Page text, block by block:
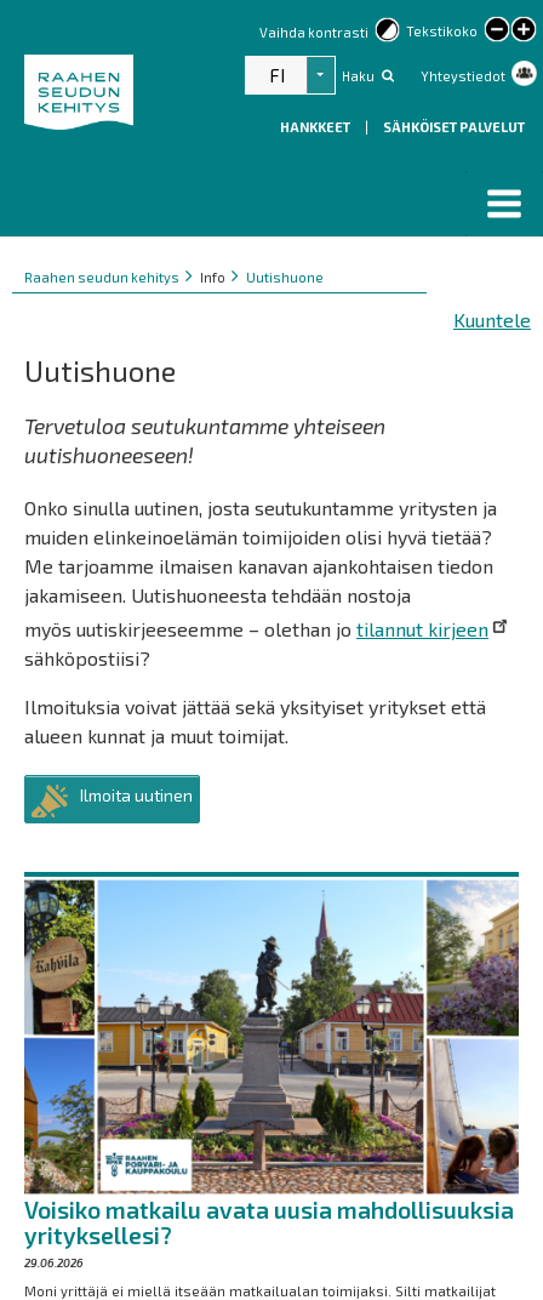
Tekstikoko
text
Vaihda kontrasti
Haku Yhteystiedot
FI Listaa lisätoiminnot
HANKKEET | SÄHKÖISET PALVELUT
Murupolku
You
Raahen seudun kehitys Info Uutishuone
Kuuntele
Uutishuone
Tervetuloa seutukuntamme yhteiseen
uutishuoneeseen!
Onko sinulla uutinen, josta seutukuntamme yritysten ja
muiden elinkeinoelämän toimijoiden olisi hyvä tietää?
Me tarjoamme ilmaisen kanavan ajankohtaisen tiedon
jakamiseen. Uutishuoneesta tehdään nostoja
myös uutiskirjeeseemme – olethan jo tilannut kirjeen
sähköpostiisi?
Ilmoituksia voivat jättää sekä yksityiset yritykset että
alueen kunnat ja muut toimijat.
Ilmoita uutinen
Voisiko matkailu avata uusia mahdollisuuksia
yrityksellesi?
29.06.2026
Moni yrittäjä ei miellä itseään matkailualan toimijaksi. Silti matkailijat